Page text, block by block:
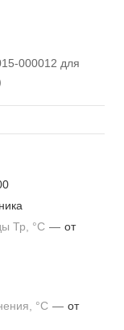
000012 для
Тр, °С — от
°С — от